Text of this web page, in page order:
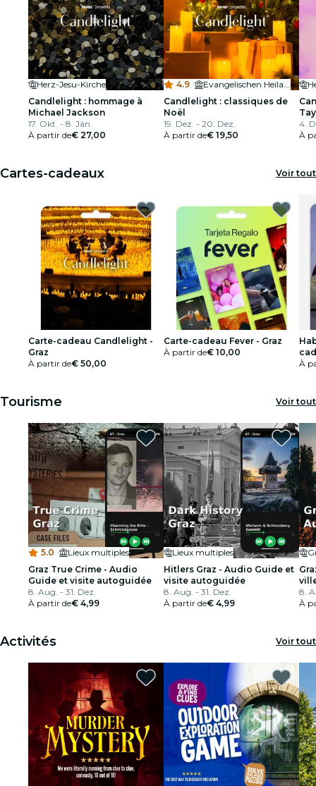
Herz-Jesu-Kirche
Candlelight : hommage à
Michael Jackson
17. Okt. - 8. Jän.
À partir de€ 27,00
4.9 ·
Evangelischen Heilandskirche
Candlelight : classiques de
Noël
19. Dez. - 20. Dez.
À partir de€ 19,50
4.
À
Cartes-cadeaux Voir tout
Carte-cadeau Candlelight -
Graz
À partir de€ 50,00
Carte-cadeau Fever - Graz
À partir de€ 10,00
À
Tourisme Voir tout
5.0 ·
Lieux multiples
Graz True Crime - Audio
Guide et visite autoguidée
8. Aug. - 31. Dez.
À partir de€ 4,99
Lieux multiples
Hitlers Graz - Audio Guide et
visite autoguidée
8. Aug. - 31. Dez.
À partir de€ 4,99
8.
À
Activités Voir tout